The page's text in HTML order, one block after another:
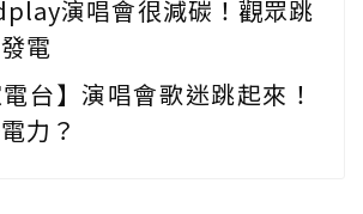
演唱會很減碳！觀眾跳
電
電台】演唱會歌迷跳起來！
力？